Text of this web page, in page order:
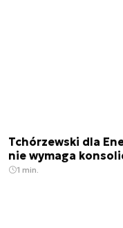
Tchórzewski dla
nie wymaga
1 min.